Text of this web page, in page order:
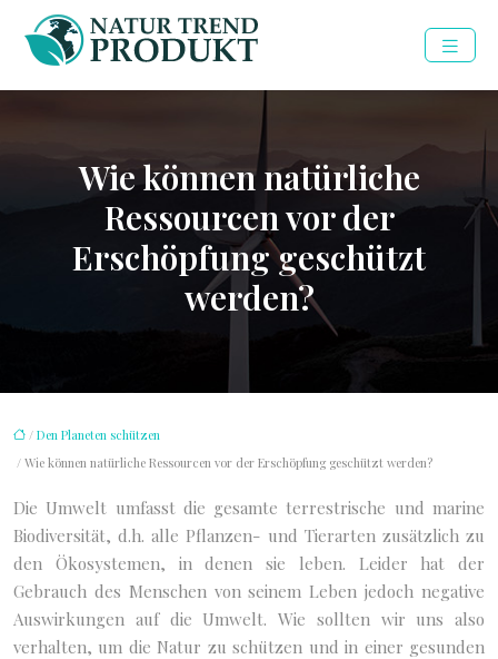
Wie können natürliche
Ressourcen vor der
Erschöpfung geschützt
werden?
/ Den Planeten schützen
/ Wie können natürliche Ressourcen vor der Erschöpfung geschützt werden?
Die Umwelt umfasst die gesamte terrestrische und marine
Biodiversität, d.h. alle Pflanzen- und Tierarten zusätzlich zu
den Ökosystemen, in denen sie leben. Leider hat der
Gebrauch des Menschen von seinem Leben jedoch negative
Auswirkungen auf die Umwelt. Wie sollten wir uns also
verhalten, um die Natur zu schützen und in einer gesunden